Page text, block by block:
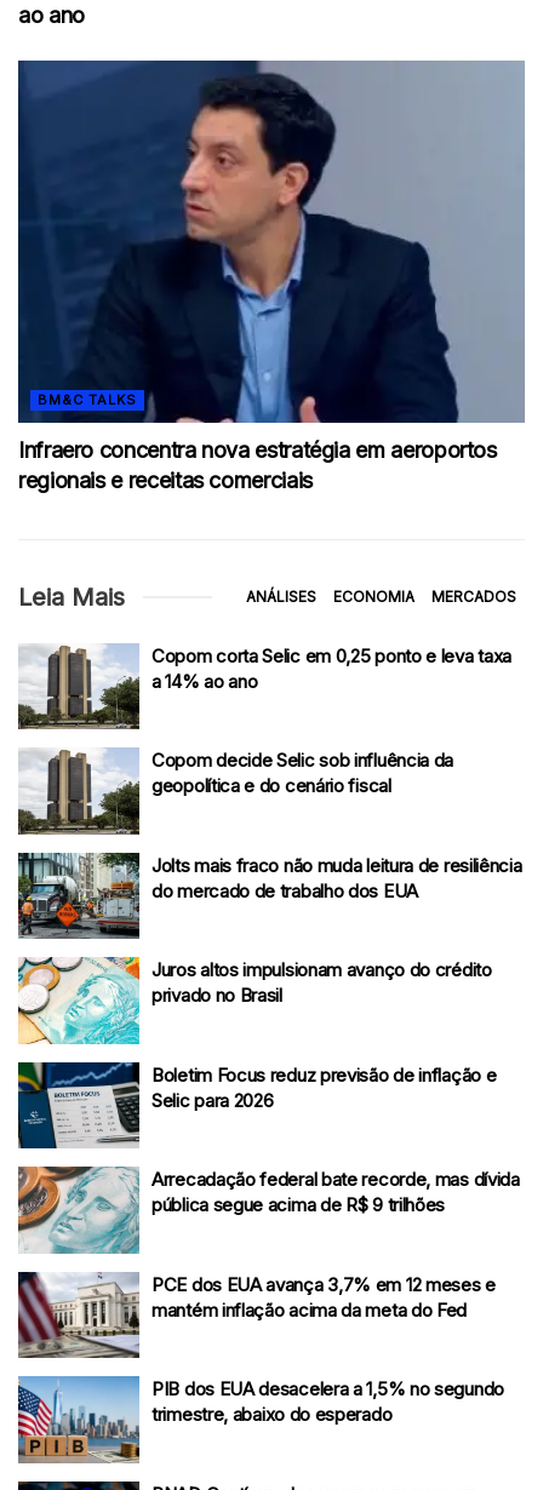
ao ano
BM&C TALKS
Infraero concentra nova estratégia em aeroportos
regionais e receitas comerciais
Leia Mais ANÁLISES ECONOMIA MERCADOS
Copom corta Selic em 0,25 ponto e leva taxa
a 14% ao ano
Copom decide Selic sob influência da
geopolítica e do cenário fiscal
Jolts mais fraco não muda leitura de resiliência
do mercado de trabalho dos EUA
Juros altos impulsionam avanço do crédito
privado no Brasil
Boletim Focus reduz previsão de inflação e
Selic para 2026
Arrecadação federal bate recorde, mas dívida
pública segue acima de R$ 9 trilhões
PCE dos EUA avança 3,7% em 12 meses e
mantém inflação acima da meta do Fed
PIB dos EUA desacelera a 1,5% no segundo
trimestre, abaixo do esperado